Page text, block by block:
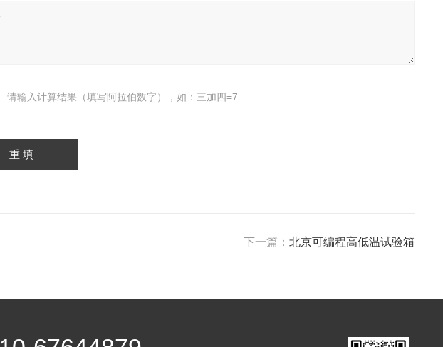
请输入计算结果（填写阿拉伯数字），如：三加四=7
下一篇： 北京可编程高低温试验箱